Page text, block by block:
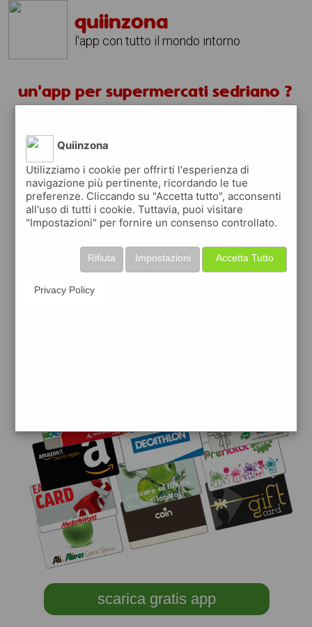
quiinzona
l'app con tutto il mondo intorno
un'app per supermercati sedriano ?
quiinzona è una app
gratuita
persfogliare i volantini dei supermercati
ed approfittare delle offerte in corso
raccogli punti da convertire inbuoni sconto
o gift card
per fare la spesa, fare
scarica gratis app
Quiinzona
Utilizziamo i cookie per offrirti l'esperienza di
navigazione più pertinente, ricordando le tue
preferenze. Cliccando su "Accetta tutto", acconsenti
all'uso di tutti i cookie. Tuttavia, puoi visitare
"Impostazioni" per fornire un consenso controllato.
Accetta Tutto
Impostazioni
Rifiuta
Privacy Policy